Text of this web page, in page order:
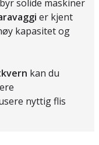
solide maskiner
er kjent
kapasitet og
kan du
nyttig flis